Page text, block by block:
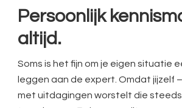
Persoonlijk
altijd.
Soms is het fijn om je eigen situatie
leggen aan de expert. Omdat jijzelf
met uitdagingen worstelt die